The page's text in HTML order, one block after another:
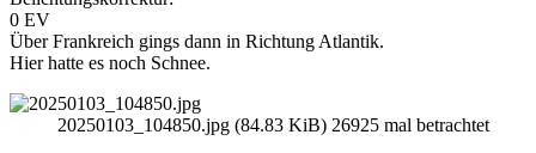
0 EV
Über Frankreich gings dann in Richtung Atlantik.
Hier hatte es noch Schnee.
20250103_104850.jpg (84.83 KiB) 26925 mal betrachtet